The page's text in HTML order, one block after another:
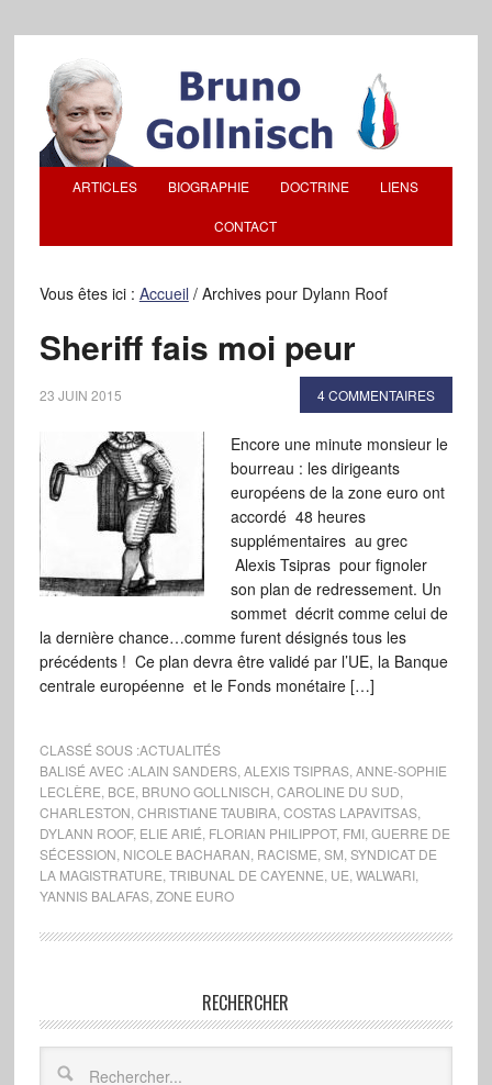
ARTICLES BIOGRAPHIE DOCTRINE LIENS
CONTACT
Vous êtes ici : Accueil /Archives pour Dylann Roof
Sheriff fais moi peur
23 JUIN 2015 4 COMMENTAIRES
Encore une minute monsieur le
bourreau : les dirigeants
européens de la zone euro ont
accordé 48 heures
supplémentaires au grec
Alexis Tsipras pour fignoler
son plan de redressement. Un
sommet décrit comme celui de
la dernière chance…comme furent désignés tous les
précédents ! Ce plan devra être validé par l’UE, la Banque
centrale européenne et le Fonds monétaire […]
CLASSÉ SOUS :ACTUALITÉS
BALISÉ AVEC :ALAIN SANDERS, ALEXIS TSIPRAS, ANNE-SOPHIE
LECLÈRE BCE BRUNO GOLLNISCH CAROLINE DU SUD
CHARLESTON CHRISTIANE TAUBIRA, COSTAS LAPAVITSAS,
DYLANN ROOF, ELIE ARIÉ FLORIAN PHILIPPOT, FMI, GUERRE DE
SÉCESSION NICOLE BACHARAN RACISME SM SYNDICAT DE
LA MAGISTRATURE TRIBUNAL DE CAYENNE UE WALWARI,
YANNIS BALAFAS, ZONE EURO
RECHERCHER